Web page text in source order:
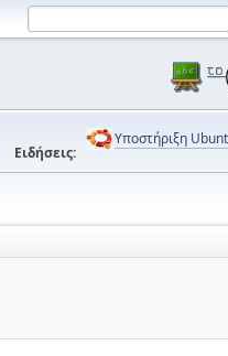
Ειδήσεις:
Υποστήριξη